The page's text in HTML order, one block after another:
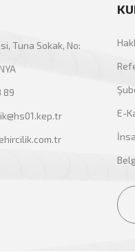
Tuna Sokak, No:
89
E-